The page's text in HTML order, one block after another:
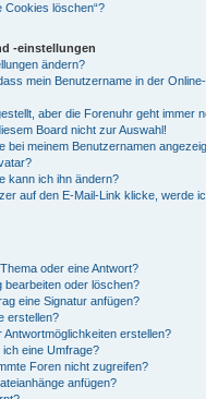
Cookies löschen“?
-einstellungen
ändern?
mein Benutzername in der
aber die Forenuhr geht immer
Board nicht zur Auswahl!
bei meinem Benutzernamen
kann ich ihn ändern?
auf den E-Mail-Link klicke, werde
oder eine Antwort?
bearbeiten oder löschen?
eine Signatur anfügen?
erstellen?
erstellen?
eine Umfrage?
Foren nicht zugreifen?
anfügen?